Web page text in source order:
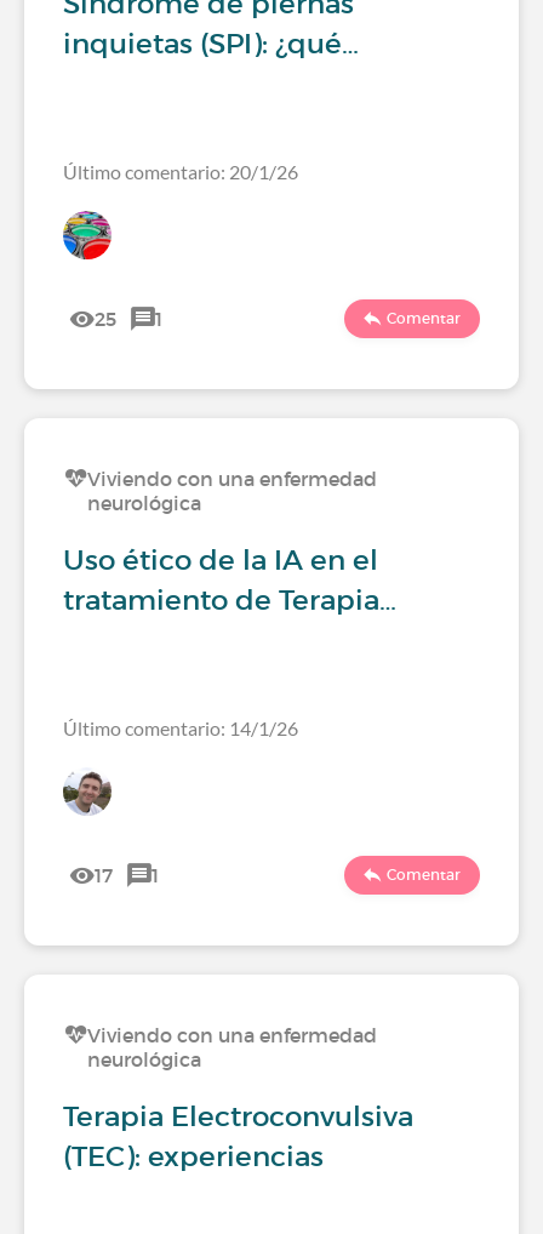
inquietas (SPI): ¿qué…
Último comentario: 20/1/26
25 1 Comentar
Viviendo con una enfermedad
neurológica
Uso ético de la IA en el
tratamiento de Terapia…
Último comentario: 14/1/26
17 1 Comentar
Viviendo con una enfermedad
neurológica
Terapia Electroconvulsiva
(TEC): experiencias